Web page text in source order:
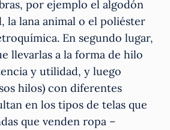
por ejemplo el algodón
la lana animal o el poliéster
En segundo lugar,
llevarlas a la forma de hilo
y utilidad, y luego
hilos) con diferentes
en los tipos de telas que
que venden ropa –